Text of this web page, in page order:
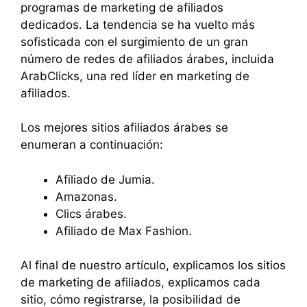
programas de marketing de afiliados
dedicados. La tendencia se ha vuelto más
sofisticada con el surgimiento de un gran
número de redes de afiliados árabes, incluida
ArabClicks, una red líder en marketing de
afiliados.
Los mejores sitios afiliados árabes se
enumeran a continuación:
Afiliado de Jumia.
Amazonas.
Clics árabes.
Afiliado de Max Fashion.
Al final de nuestro artículo, explicamos los sitios
de marketing de afiliados, explicamos cada
sitio, cómo registrarse, la posibilidad de